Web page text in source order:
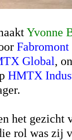
Yvonne
Fabromont
Global,
HMTX
het gezicht
rol was zij